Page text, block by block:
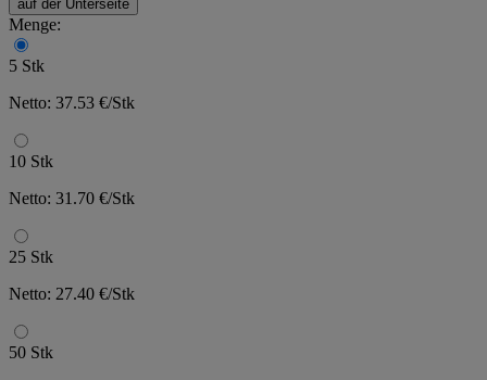
auf der Unterseite
Menge:
5 Stk
Netto: 37.53 €/Stk
10 Stk
Netto: 31.70 €/Stk
25 Stk
Netto: 27.40 €/Stk
50 Stk